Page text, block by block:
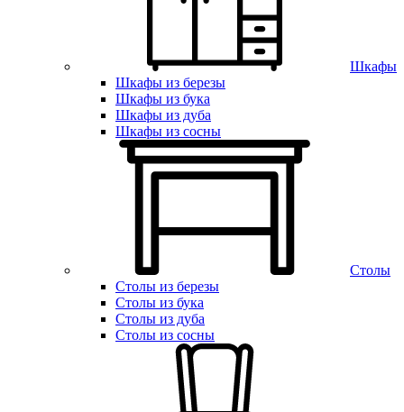
Шкафы
Шкафы из березы
Шкафы из бука
Шкафы из дуба
Шкафы из сосны
Столы
Столы из березы
Столы из бука
Столы из дуба
Столы из сосны